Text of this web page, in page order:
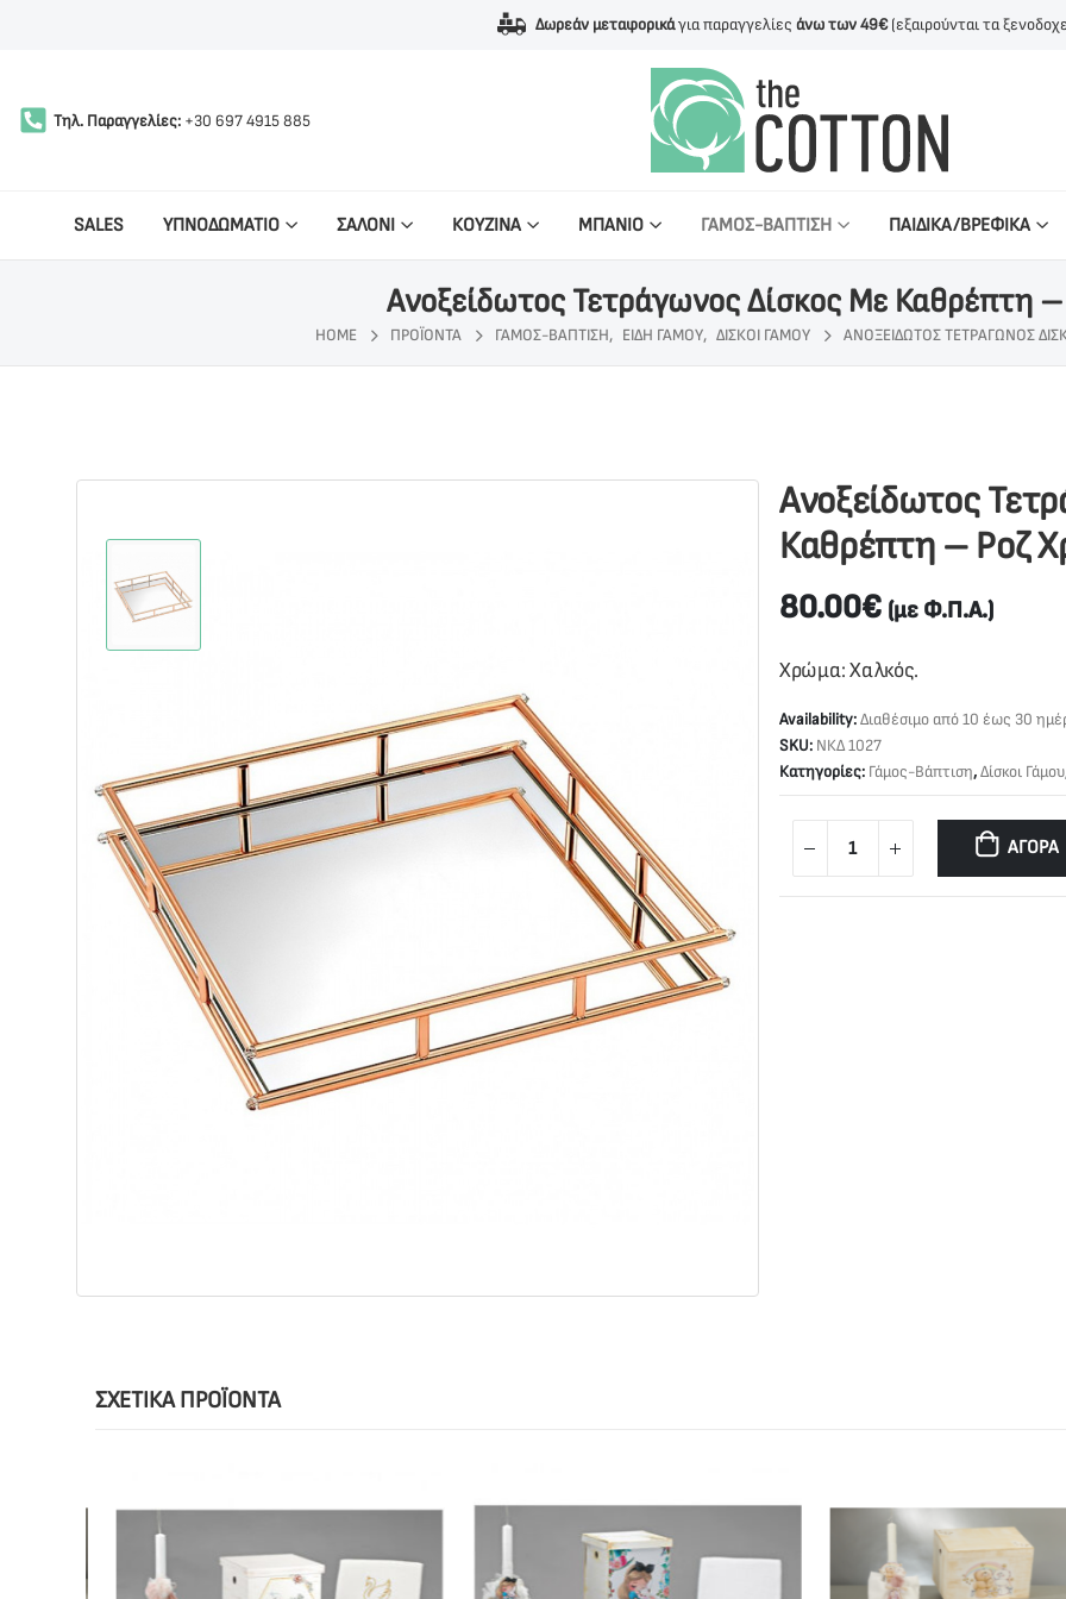
Δωρεάν μεταφορικάγια παραγγελίες άνω των 49€(εξαιρούνται τα
Τηλ. Παραγγελίες: +30 697 4915 885
SALES ΥΠΝΟΔΩΜΑΤΙΟ ΣΑΛΟΝΙ ΚΟΥΖΙΝΑ ΜΠΑΝΙΟ ΓΑΜΟΣ-ΒΑΠΤΙΣΗ ΠΑΙΔΙΚΑ/ΒΡΕΦΙΚΑ
Ανοξείδωτος Τετράγωνος Δίσκος Με Καθρέπτη
HOME ΠΡΟΪΌΝΤΑ ΓΆΜΟΣ-ΒΆΠΤΙΣΗ, ΕΊΔΗ ΓΆΜΟΥ, ΔΊΣΚΟΙ ΓΆΜΟΥ ΑΝΟΞΕΊΔΩΤΟΣ ΤΕΤΡΆΓΩΝΟΣ
Ανοξείδωτος
Καθρέπτη – Ροζ
80.00€ (με Φ.Π.Α.)
Χρώμα: Χαλκός.
Availability:Διαθέσιμο από 10 έως 30
SKU: ΝΚΔ 1027
Κατηγορίες: Γάμος-Βάπτιση,Δίσκοι Γάμου
ΑΓΟΡΆ
ΣΧΕΤΙΚΆ ΠΡΟΪΌΝΤΑ